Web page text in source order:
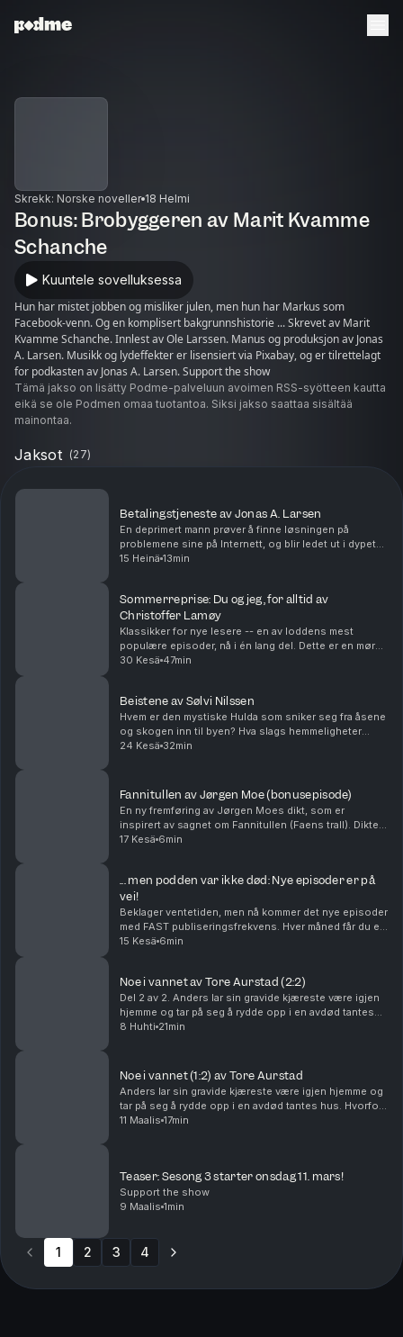
Skrekk: Norske noveller 18 Helmi
Bonus: Brobyggeren av Marit Kvamme
Schanche
Kuuntele sovelluksessa
Hun har mistet jobben og misliker julen, men hun har Markus som
Facebook-venn. Og en komplisert bakgrunnshistorie ... Skrevet av Marit
Kvamme Schanche. Innlest av Ole Larssen. Manus og produksjon av Jonas
A. Larsen. Musikk og lydeffekter er lisensiert via Pixabay, og er tilrettelagt
for podkasten av Jonas A. Larsen. Support the show
Tämä jakso on lisätty Podme-palveluun avoimen RSS-syötteen kautta
eikä se ole Podmen omaa tuotantoa. Siksi jakso saattaa sisältää
mainontaa.
Jaksot (27)
Betalingstjeneste av Jonas A. Larsen
En deprimert mann prøver å finne løsningen på
problemene sine på Internett, og blir ledet ut i dypet
av den vakre Bøkeskogen ... En tidligere versjon av
15 Heinä 13min
Sommerreprise: Du og jeg, for alltid av
Christoffer Lamøy
Klassikker for nye lesere -- en av loddens mest
populære episoder, nå i én lang del. Dette er en mørk
fortelling om to brødre, som delte et tett og nært
30 Kesä 47min
Beistene av Sølvi Nilssen
Hvem er den mystiske Hulda som sniker seg fra åsene
og skogen inn til byen? Hva slags hemmeligheter
skjuler den høyst respekterte obersten? Hvem er de
24 Kesä 32min
Fannitullen av Jørgen Moe (bonusepisode)
En ny fremføring av Jørgen Moes dikt, som er
inspirert av sagnet om Fannitullen (Faens trall). Diktet
ble publisert i samlingen Digte i 1856. Sagnet stammer
17 Kesä 6min
... men podden var ikke død: Nye episoder er på
vei!
Beklager ventetiden, men nå kommer det nye episoder
med FAST publiseringsfrekvens. Hver måned får du en
ny, ordinær episode og en bonusepisode, som kan
15 Kesä 6min
Noe i vannet av Tore Aurstad (2:2)
Del 2 av 2. Anders lar sin gravide kjæreste være igjen
hjemme og tar på seg å rydde opp i en avdød tantes
hus. Hvorfor? I det gamle huset ser han vannsengen
8 Huhti 21min
Noe i vannet (1:2) av Tore Aurstad
Anders lar sin gravide kjæreste være igjen hjemme og
tar på seg å rydde opp i en avdød tantes hus. Hvorfor?
I det gamle huset ser han vannsengen hennes, den fra
11 Maalis 17min
Teaser: Sesong 3 starter onsdag 11. mars!
Support the show
9 Maalis 1min
1 2 3 4